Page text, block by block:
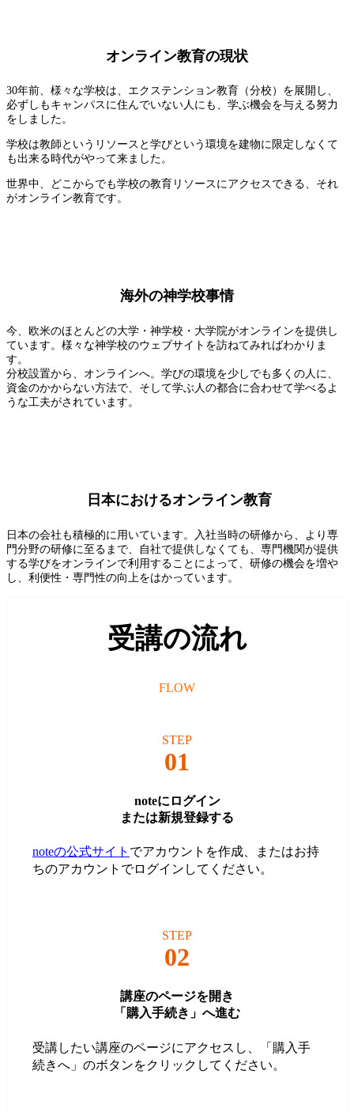
オンライン教育の現状
30年前、様々な学校は、エクステンション教育（分校）を展開し、
必ずしもキャンパスに住んでいない人にも、学ぶ機会を与える努力
をしました。
学校は教師というリソースと学びという環境を建物に限定しなくて
も出来る時代がやって来ました。
世界中、どこからでも学校の教育リソースにアクセスできる、それ
がオンライン教育です。
海外の神学校事情
今、欧米のほとんどの大学・神学校・大学院がオンラインを提供し
ています。様々な神学校のウェブサイトを訪ねてみればわかりま
す。
分校設置から、オンラインへ。学びの環境を少しでも多くの人に、
資金のかからない方法で、そして学ぶ人の都合に合わせて学べるよ
うな工夫がされています。
日本におけるオンライン教育
日本の会社も積極的に用いています。入社当時の研修から、より専
門分野の研修に至るまで、自社で提供しなくても、専門機関が提供
する学びをオンラインで利用することによって、研修の機会を増や
し、利便性・専門性の向上をはかっています。
受講の流れ
FLOW
STEP
01
noteにログイン
または新規登録する
noteの公式サイト でアカウントを作成、またはお持
ちのアカウントでログインしてください。
STEP
02
講座のページを開き
「購入手続き」へ進む
受講したい講座のページにアクセスし、「購入手
続きへ」のボタンをクリックしてください。